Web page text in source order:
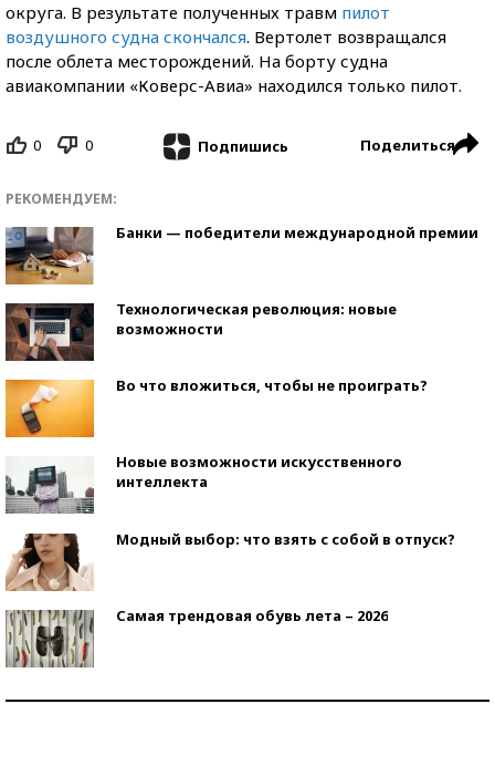
округа. В результате полученных травм пилот
воздушного судна скончался. Вертолет возвращался
после облета месторождений. На борту судна
авиакомпании «Коверс-Авиа» находился только пилот.
0 0 Подпишись Поделиться
РЕКОМЕНДУЕМ:
Банки — победители международной премии
Технологическая революция: новые
возможности
Во что вложиться, чтобы не проиграть?
Новые возможности искусственного
интеллекта
Модный выбор: что взять с собой в отпуск?
Самая трендовая обувь лета – 2026